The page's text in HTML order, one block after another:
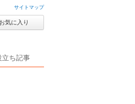
サイトマップ
お気に入り
立ち記事